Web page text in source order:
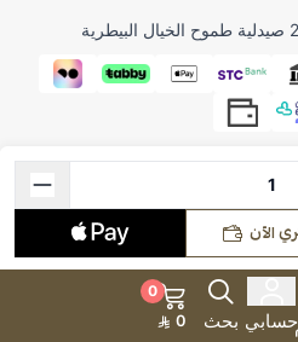
الآن
صيدلية طموح الخيال البيطرية
حسابي بحث
0
0